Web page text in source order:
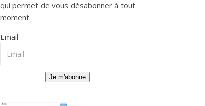
qui permet de vous désabonner à tout
moment.
Email
Je m'abonne